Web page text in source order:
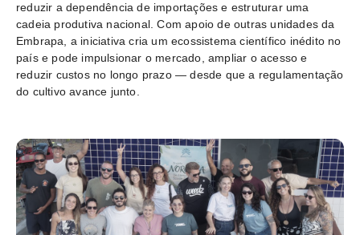
reduzir a dependência de importações e estruturar uma
cadeia produtiva nacional. Com apoio de outras unidades da
Embrapa, a iniciativa cria um ecossistema científico inédito no
país e pode impulsionar o mercado, ampliar o acesso e
reduzir custos no longo prazo — desde que a regulamentação
do cultivo avance junto.